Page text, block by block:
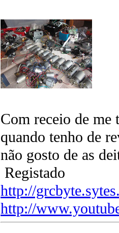
Com receio de me
quando tenho de
não gosto de as
Registado
http://
http://